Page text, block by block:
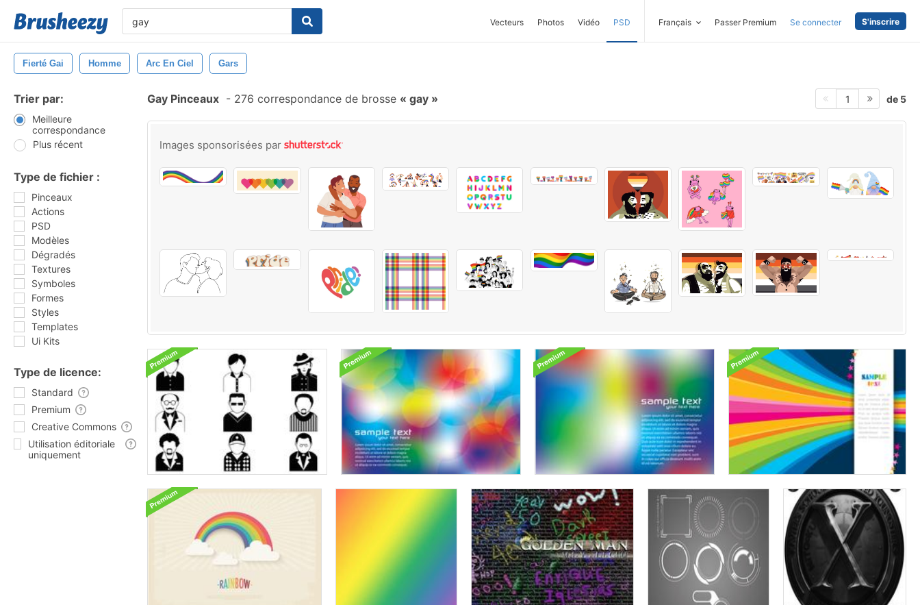
Vecteurs Photos Vidéo PSD Français Passer Premium Se connecter S'inscrire
Fierté Gai Homme Arc En Ciel Gars
Trier par:
Meilleure
correspondance
Plus récent
Type de fichier :
Pinceaux
Actions
PSD
Modèles
Dégradés
Textures
Symboles
Formes
Styles
Templates
Ui Kits
Type de licence:
Standard
Premium
Creative Commons
Utilisation éditoriale
uniquement
Gay Pinceaux - 276 correspondance de brosse gay 1 de 5
Images sponsorisées par